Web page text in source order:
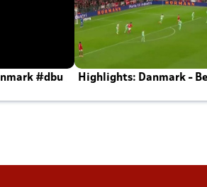
#dbu
Highlights: Danmark -